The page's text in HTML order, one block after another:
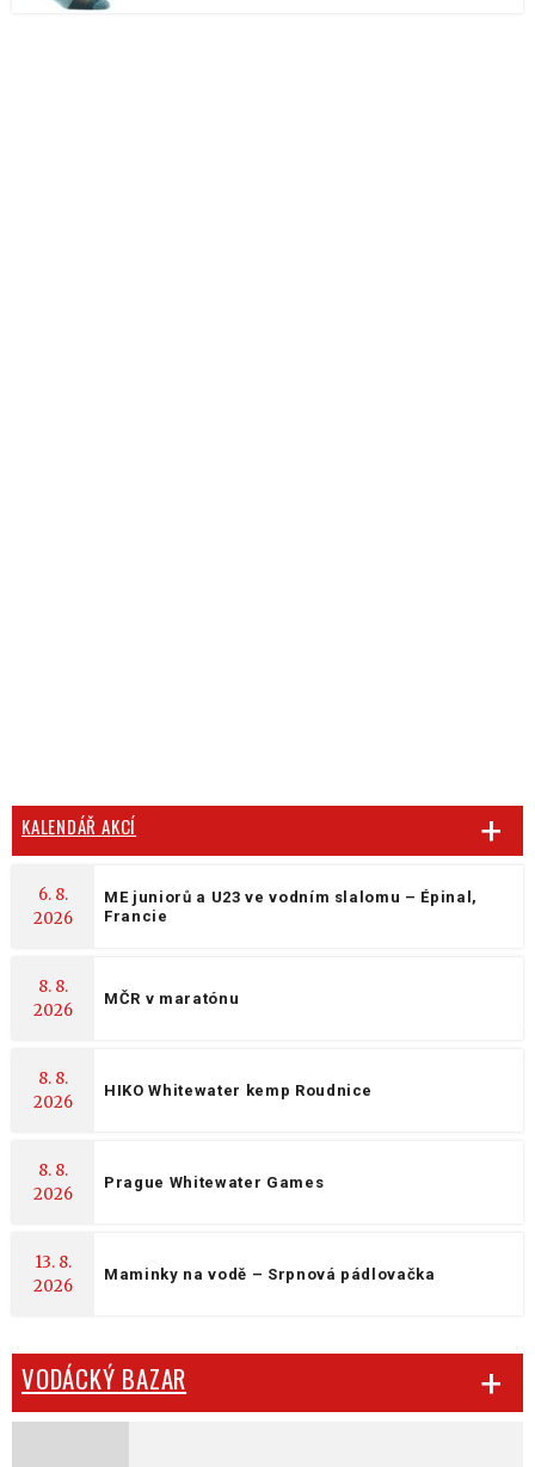
KALENDÁŘ AKCÍ
6. 8.
2026
ME juniorů a U23 ve vodním slalomu – Épinal,
Francie
8. 8.
2026
MČR v maratónu
8. 8.
2026
HIKO Whitewater kemp Roudnice
8. 8.
2026
Prague Whitewater Games
13. 8.
2026
Maminky na vodě – Srpnová pádlovačka
VODÁCKÝ BAZAR